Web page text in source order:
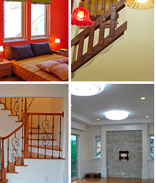
北欧スタイル カントリースタイル